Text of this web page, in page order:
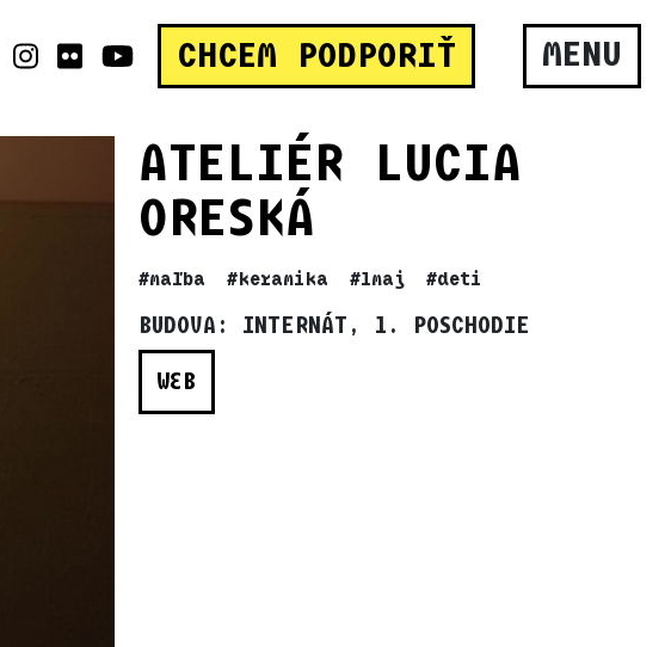
CHCEM PODPORIŤ MENU
ATELIÉR LUCIA
ORESKÁ
#maľba #keramika #1maj #deti
BUDOVA: INTERNÁT, 1. POSCHODIE
WEB